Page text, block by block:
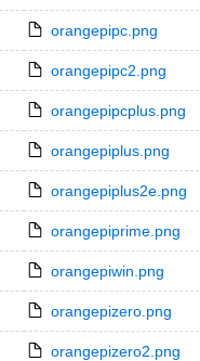
orangepipc.png
orangepipc2.png
orangepipcplus.png
orangepiplus.png
orangepiplus2e.png
orangepiprime.png
orangepiwin.png
orangepizero.png
orangepizero2.png